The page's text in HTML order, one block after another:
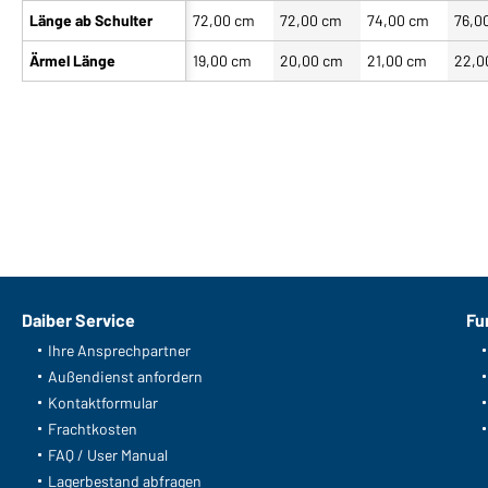
Länge ab Schulter
Ärmel Länge
72,00 cm 72,00 cm 74,00 cm
19,00 cm 20,00 cm 21,00 cm
Daiber Service
Ihre Ansprechpartner
Außendienst anfordern
Kontaktformular
Frachtkosten
FAQ / User Manual
Lagerbestand abfragen